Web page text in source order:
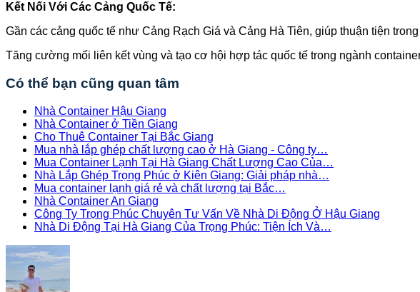
Kết Nối Với Các Cảng Quốc Tế:
Gần các cảng quốc tế như Cảng Rạch Giá và Cảng Hà Tiên, giúp thuận tiện
Tăng cường mối liên kết vùng và tạo cơ hội hợp tác quốc tế trong ngành
Có thể bạn cũng quan tâm
Nhà Container Hậu Giang
Nhà Container ở Tiền Giang
Cho Thuê Container Tại Bắc Giang
Mua nhà lắp ghép chất lượng cao ở Hà Giang - Công ty…
Mua Container Lạnh Tại Hà Giang Chất Lượng Cao Của…
Nhà Lắp Ghép Trọng Phúc ở Kiên Giang: Giải pháp nhà…
Mua container lạnh giá rẻ và chất lượng tại Bắc…
Nhà Container An Giang
Công Ty Trọng Phúc Chuyên Tư Vấn Về Nhà Di Động Ở Hậu Giang
Nhà Di Động Tại Hà Giang Của Trọng Phúc: Tiện Ích Và…